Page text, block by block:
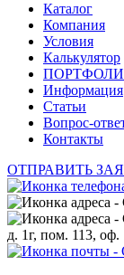
Каталог
Компания
Условия
Калькулятор
Информация
Статьи
Вопрос-
Контакты
ОТПРАВИТЬ
д. 1г, пом. 113, оф.